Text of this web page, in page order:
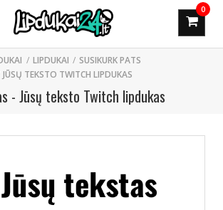
0
LIPDUKAI
SUSIKURK PATS
JŪSŲ TEKSTO TWITCH LIPDUKAS
- Jūsų teksto Twitch lipdukas